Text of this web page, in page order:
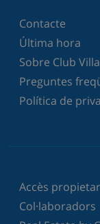
Contacte
Última hora
Sobre Club
Preguntes
Política de
Accès
Col·laboradors